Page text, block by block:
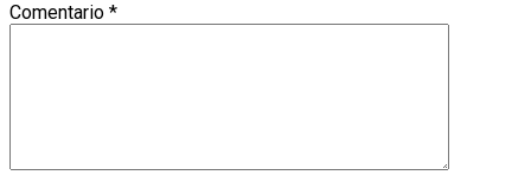
Comentario *